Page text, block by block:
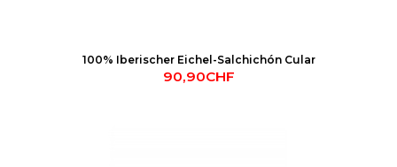
100% Iberischer Eichel-Salchichón Cular
90,90CHF